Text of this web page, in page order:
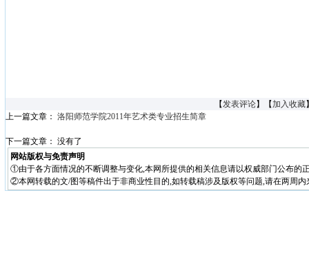
【发表评论】【加入收藏
上一篇文章： 洛阳师范学院2011年艺术类专业招生简章
下一篇文章： 没有了
网站版权与免责声明
①由于各方面情况的不断调整与变化,本网所提供的相关信息请以权威部门公布的
②本网转载的文/图等稿件出于非商业性目的,如转载稿涉及版权等问题,请在两周内